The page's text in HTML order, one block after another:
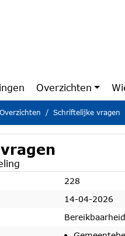
Overzichten
Overzichten Schriftelijke vragen
228
14-04-2026